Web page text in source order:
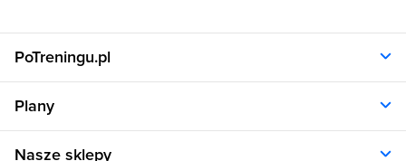
PoTreningu.pl
Polityka prywatności
Regulamin
RODO
Plany
Nasze sklepy